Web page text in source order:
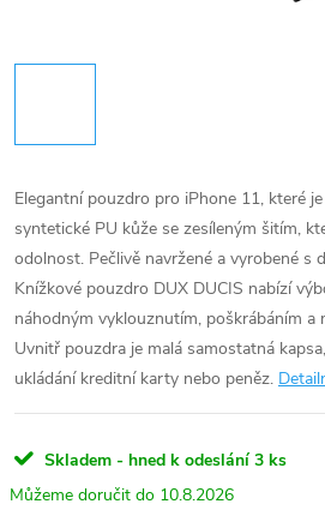
Elegantní pouzdro pro iPhone 11, které
syntetické PU kůže se zesíleným šitím,
odolnost. Pečlivě navržené a vyrobené s
Knížkové pouzdro DUX DUCIS nabízí
náhodným vyklouznutím, poškrábáním a
Uvnitř pouzdra je malá samostatná
ukládání kreditní karty nebo peněz.
Skladem - hned k odeslání 3 ks
10.8.2026